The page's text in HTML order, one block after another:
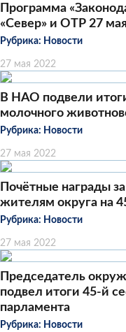
Программа
«Север» и ОТР 27 мая
Рубрика: Новости
27 мая 2022
В НАО подвели
молочного
Рубрика: Новости
27 мая 2022
Почётные награды
жителям округа на
Рубрика: Новости
27 мая 2022
Председатель
подвел итоги 45-й
парламента
Рубрика: Новости